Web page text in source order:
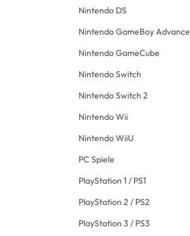
Nintendo DS
Nintendo GameBoy Advance
Nintendo GameCube
Nintendo Switch
Nintendo Switch 2
Nintendo Wii
Nintendo WiiU
PC Spiele
PlayStation 1 / PS1
PlayStation 2 / PS2
PlayStation 3 / PS3